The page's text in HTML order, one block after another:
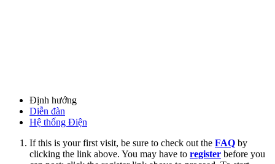
Định hướng
Diễn đàn
Hệ thống Điện
If this is your first visit, be sure to check out the FAQ by
clicking the link above. You may have to register before you